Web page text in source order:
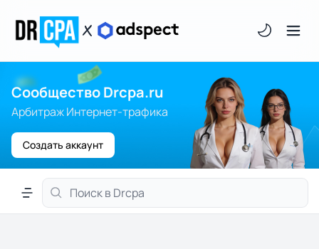
Светлая/
Сообщество Drcpa.ru
Арбитраж Интернет-трафика
Создать аккаунт
Меню навигации